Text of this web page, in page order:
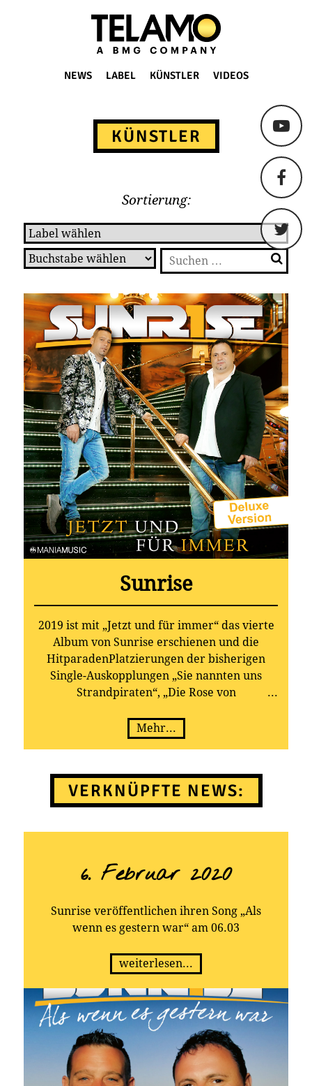
TELAMO
NEWS LABEL KÜNSTLER VIDEOS
KÜNSTLER
Sortierung:
Suchen
nach:
Sunrise
2019 ist mit „Jetzt und für immer“ das vierte
Album von Sunrise erschienen und die
HitparadenPlatzierungen der bisherigen
Single-Auskopplungen „Sie nannten uns
Strandpiraten“, „Die Rose von
fort in dieser Nacht“ zeigten die Qualität
dieser Produktion!
sowie ihren perfekt aufeinander
abgestimmten Stimmen
und ihrer Fan-Nähe, teilen Arno Adler und
großen Namen der Schlager-Szene. Seit über
10 Jahren stehen die Vollblutmusiker schon
denn je und werden nun für ihre harte
Arbeit und die
Dass auf dem Album noch mehr Potenzial ist,
lässt sich auch bei der nächsten Auskopplung
hören:
„Als wenn es gestern war“ erzählt von der
ehemaligen großen Liebe, die man nicht
vergessen kann.
Auf einmal sind da wieder Erinnerungen an
schöne gemeinsame Zeiten und man hat das
Mehr...
VERKNÜPFTE NEWS:
6. Februar 2020
Sunrise veröffentlichen ihren Song „Als
wenn es gestern war“ am 06.03
weiterlesen...